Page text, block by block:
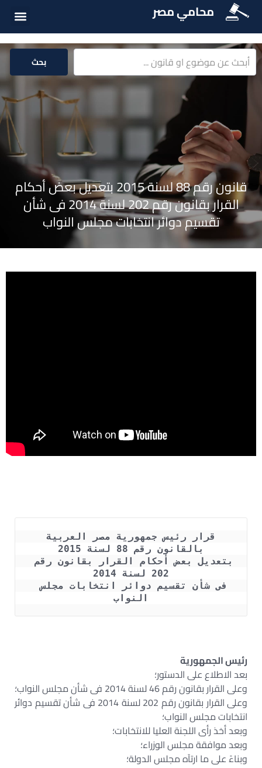
محامي مصر
بحث
قانون رقم 88 لسنة 2015 بتعديل بعض أحكام
القرار بقانون رقم 202 لسنة 2014 فى شأن
تقسيم دوائر انتخابات مجلس النواب
قرار رئيس جمهورية مصر العربية
بالقانون رقم 88 لسنة 2015
202 لسنة 2014
فى شأن تقسيم دوائر انتخابات مجلس
النواب
رئيس الجمهورية
بعد الاطلاع على الدستور؛
وعلى القرار بقانون رقم 46 لسنة 2014 فى شأن مجلس النواب؛
وعلى القرار بقانون رقم 202 لسنة 2014 فى شأن تقسيم دوائر
انتخابات مجلس النواب؛
وبعد أخذ رأى اللجنة العليا للانتخابات؛
وبعد موافقة مجلس الوزراء؛
وبناءً على ما ارتآه مجلس الدولة؛